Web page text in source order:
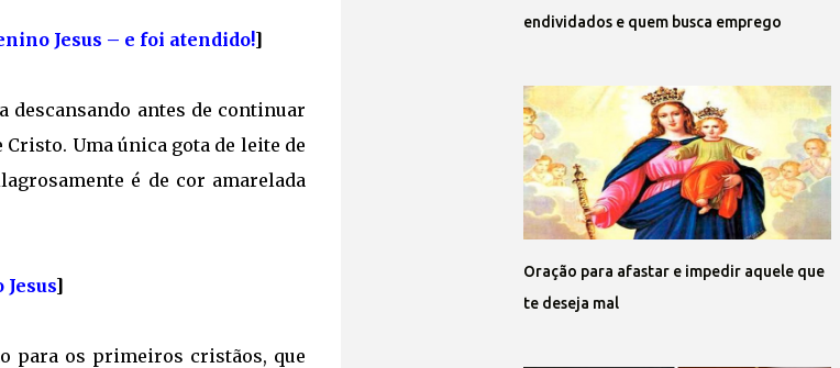
Jesus – e foi atendido!]
descansando antes de continuar
Uma única gota de leite de
é de cor amarelada
]
para os primeiros cristãos, que
endividados e quem busca emprego
Oração para afastar e impedir aquele que
te deseja mal